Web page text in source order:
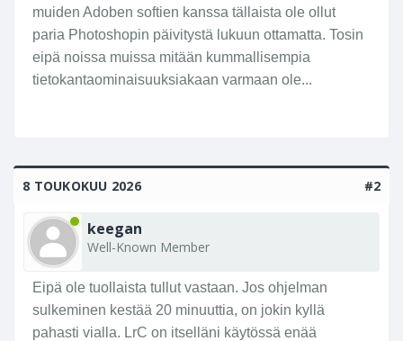
muiden Adoben softien kanssa tällaista ole ollut
paria Photoshopin päivitystä lukuun ottamatta. Tosin
eipä noissa muissa mitään kummallisempia
tietokantaominaisuuksiakaan varmaan ole...
8 TOUKOKUU 2026 #2
keegan
Well-Known Member
Eipä ole tuollaista tullut vastaan. Jos ohjelman
sulkeminen kestää 20 minuuttia, on jokin kyllä
pahasti vialla. LrC on itselläni käytössä enää